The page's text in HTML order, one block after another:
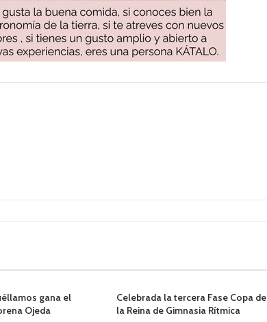
gana el
Ojeda
Celebrada la tercera Fase Copa de
la Reina de Gimnasia Rítmica